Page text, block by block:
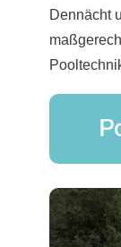
Dennächt